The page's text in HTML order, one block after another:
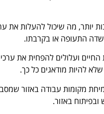
יותר, מה שיכול להעלות את
התעופה או בקרבתו.
החיים ועלולים להפחית את
להיות מודאגים כל כך.
מקומות עבודה באזור
באזור.